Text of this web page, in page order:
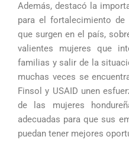
Además, destacó la
para el fortalecimiento de
que surgen en el país,
valientes mujeres que
familias y salir de la
muchas veces se
Finsol y USAID unen
de las mujeres
adecuadas para que sus
puedan tener mejores